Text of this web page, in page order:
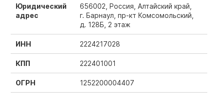
Юридический
адрес
656002, Россия, Алтайский край,
г. Барнаул, пр-кт Комсомольский,
д. 128Б, 2 этаж
ИНН 2224217028
КПП 222401001
ОГРН 1252200004407